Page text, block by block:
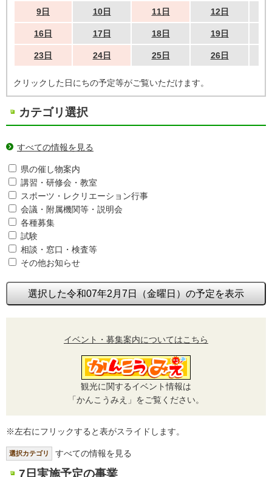
9日 10日 11日 12日
16日 17日 18日 19日
23日 24日 25日 26日
クリックした日にちの予定等がご覧いただけます。
カテゴリ選択
すべての情報を見る
県の催し物案内
講習・研修会・教室
スポーツ・レクリエーション行事
会議・附属機関等・説明会
各種募集
試験
相談・窓口・検査等
その他お知らせ
選択した令和07年2月7日（金曜日）の予定を表示
イベント・募集案内についてはこちら
観光に関するイベント情報は
「かんこうみえ」をご覧ください。
※左右にフリックすると表がスライドします。
選択カテゴリ すべての情報を見る
7日実施予定の事業